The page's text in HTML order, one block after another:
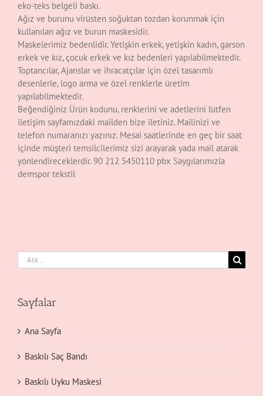
eko-teks belgeli baskı.
Ağız ve burunu virüsten soğuktan tozdan korunmak için
kullanılan ağız ve burun maskesidir.
Maskelerimiz bedenlidir. Yetişkin erkek, yetişkin kadın, garson
erkek ve kız, çocuk erkek ve kız bedenleri yapılabilmektedir.
Toptancılar, Ajanslar ve ihracatçılar için özel tasarımlı
desenlerle, logo arma ve özel renklerle üretim
yapılabilmektedir.
Beğendiğiniz Ürün kodunu, renklerini ve adetlerini lütfen
iletişim sayfamızdaki mailden bize iletiniz. Mailinizi ve
telefon numaranızı yazınız. Mesai saatlerinde en geç bir saat
içinde müşteri temsilcilerimiz sizi arayarak yada mail atarak
yönlendireceklerdir. 90 212 5450110 pbx Saygılarımızla
demspor tekstil
Ara:
Sayfalar
Ana Sayfa
Baskılı Saç Bandı
Baskılı Uyku Maskesi